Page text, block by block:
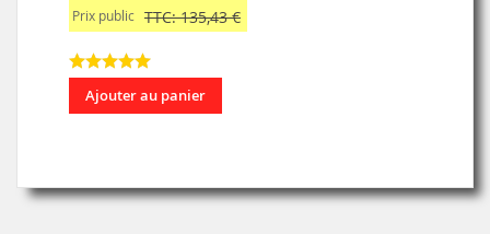
Prix public TTC: 135,43 €
Ajouter au panier